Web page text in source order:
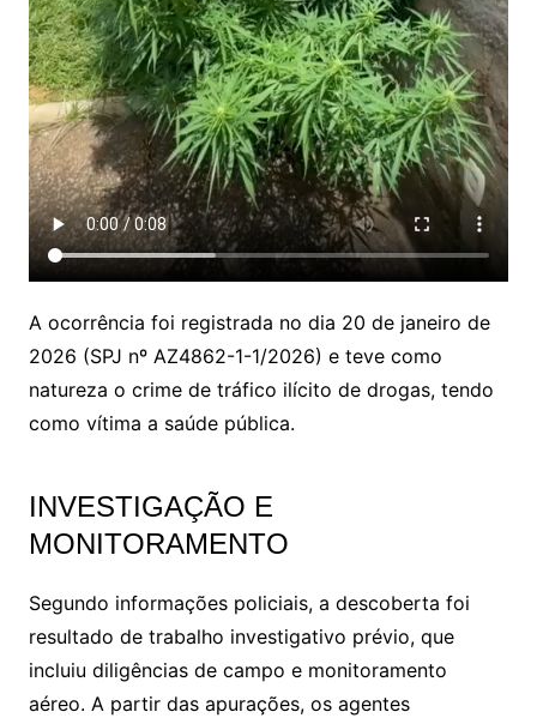
A ocorrência foi registrada no dia 20 de janeiro de
2026 (SPJ nº AZ4862-1-1/2026) e teve como
natureza o crime de tráfico ilícito de drogas, tendo
como vítima a saúde pública.
INVESTIGAÇÃO E
MONITORAMENTO
Segundo informações policiais, a descoberta foi
resultado de trabalho investigativo prévio, que
incluiu diligências de campo e monitoramento
aéreo. A partir das apurações, os agentes